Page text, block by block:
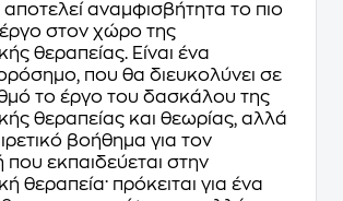
αναµφισβήτητα το πιο
στον χώρο της
θεραπείας. Είναι ένα
ορόσηµο, που θα διευκολύνει σε
το έργο του δασκάλου της
θεραπείας και θεωρίας, αλλά
βοήθηµα για τον
εκπαιδεύεται στην
θεραπεία· πρόκειται για ένα